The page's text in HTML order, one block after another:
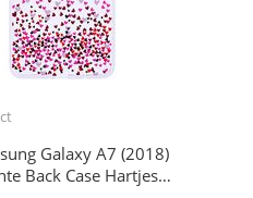
Galaxy A7 (2018)
Back Case Hartjes